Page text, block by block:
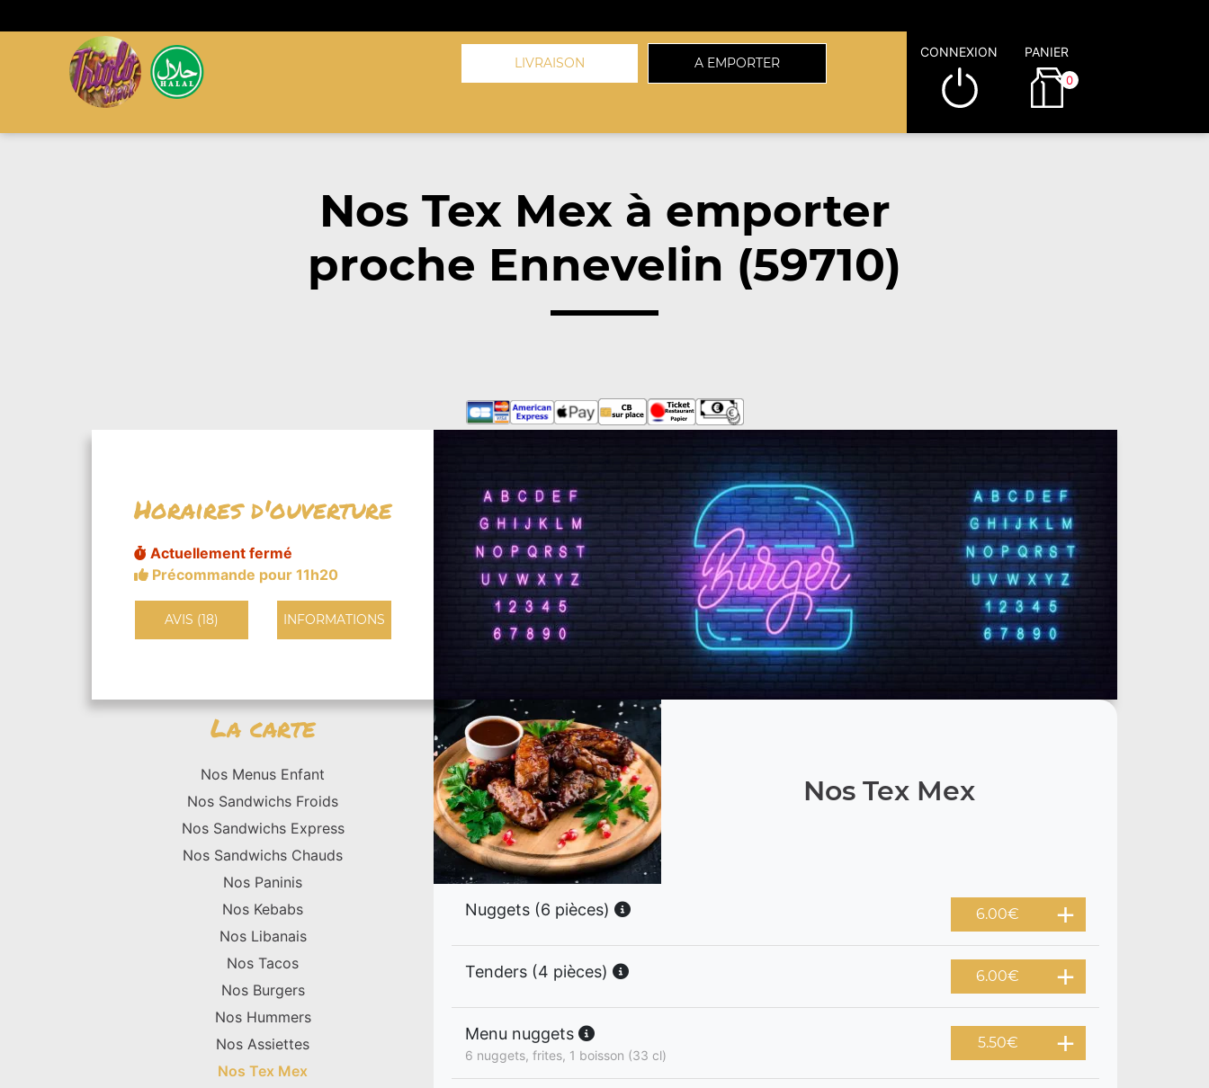
LIVRAISON A EMPORTER
CONNEXION PANIER
0
Nos Tex Mex à emporter
proche Ennevelin (59710)
Horaires d'ouverture
Actuellement fermé
Précommande pour 11h20
AVIS (18) INFORMATIONS
La carte
Nos Menus Enfant
Nos Sandwichs Froids
Nos Sandwichs Express
Nos Sandwichs Chauds
Nos Paninis
Nos Kebabs
Nos Libanais
Nos Tacos
Nos Burgers
Nos Hummers
Nos Assiettes
Nos Tex Mex
Nos Tex Mex
Nuggets (6 pièces) 6.00€
Tenders (4 pièces) 6.00€
Menu nuggets
6 nuggets, frites, 1 boisson (33 cl)
5.50€